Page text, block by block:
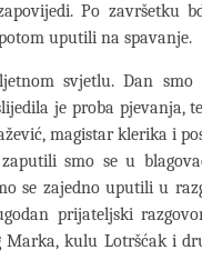
Po završetku
uputili na spavanje.
svjetlu. Dan smo
je proba pjevanja,
magistar klerika i
smo se u
se zajedno uputili u
prijateljski
kulu Lotršćak i